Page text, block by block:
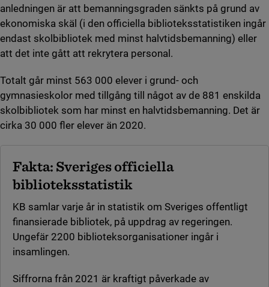
anledningen är att bemanningsgraden sänkts på grund av
ekonomiska skäl (i den officiella biblioteksstatistiken ingår
endast skolbibliotek med minst halvtidsbemanning) eller
att det inte gått att rekrytera personal.
Totalt går minst 563 000 elever i grund- och
gymnasieskolor med tillgång till något av de 881 enskilda
skolbibliotek som har minst en halvtidsbemanning. Det är
cirka 30 000 fler elever än 2020.
Fakta: Sveriges officiella
biblioteksstatistik
KB samlar varje år in statistik om Sveriges offentligt
finansierade bibliotek, på uppdrag av regeringen.
Ungefär 2200 biblioteksorganisationer ingår i
insamlingen.
Siffrorna från 2021 är kraftigt påverkade av